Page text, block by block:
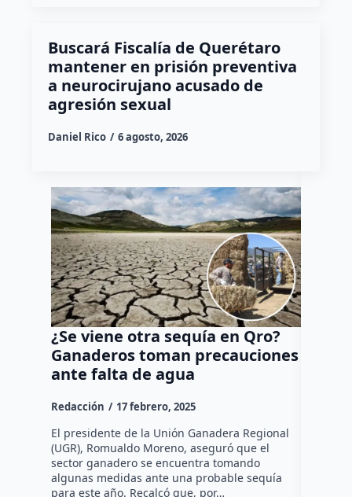
Buscará Fiscalía de Querétaro
mantener en prisión preventiva
a neurocirujano acusado de
agresión sexual
Daniel Rico 6 agosto, 2026
¿Se viene otra sequía en Qro?
Ganaderos toman precauciones
ante falta de agua
Redacción 17 febrero, 2025
El presidente de la Unión Ganadera Regional
(UGR), Romualdo Moreno, aseguró que el
sector ganadero se encuentra tomando
algunas medidas ante una probable sequía
para este año. Recalcó que, por…